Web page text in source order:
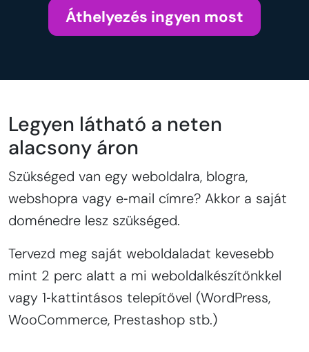
Áthelyezés ingyen most
Legyen látható a neten
alacsony áron
Szükséged van egy weboldalra, blogra,
webshopra vagy e‑mail címre? Akkor a saját
doménedre lesz szükséged.
Tervezd meg saját weboldaladat kevesebb
mint 2 perc alatt a mi weboldalkészítőnkkel
vagy 1‑kattintásos telepítővel (WordPress,
WooCommerce, Prestashop stb.)